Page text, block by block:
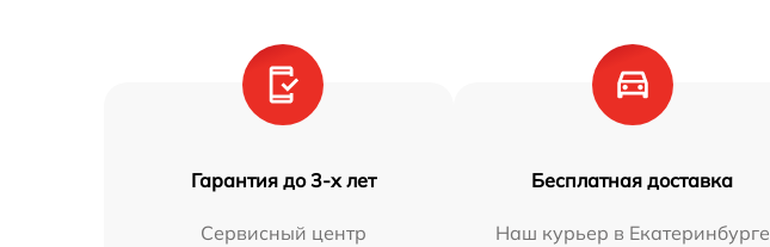
Гарантия до 3-х лет
Сервисный центр
Бесплатная доставка
Наш курьер в Екатеринбурге